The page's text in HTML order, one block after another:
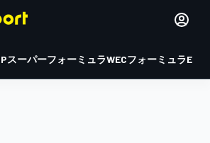
スーパーフォーミュラWECフォーミュラE